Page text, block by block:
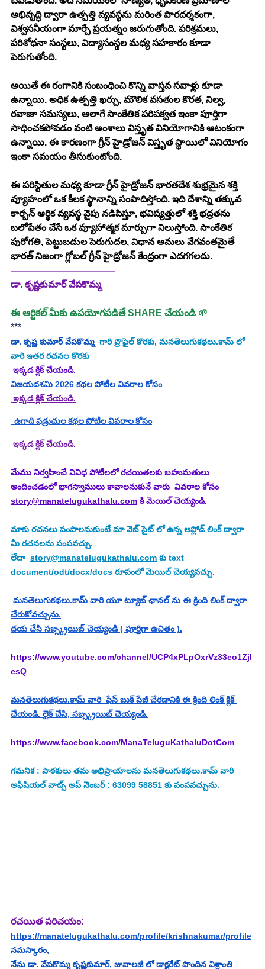
అభివృద్ధి ద్వారా ఉత్పత్తి వ్యవస్థను మరింత పారదర్శకంగా,
విశ్వసనీయంగా మార్చే ప్రయత్నం జరుగుతోంది. పరిశ్రమలు,
పరిశోధనా సంస్థలు, విద్యాసంస్థల మధ్య సహకారం కూడా
పెరుగుతోంది.
అయితే ఈ రంగానికి సంబంధించి కొన్ని వాస్తవ సవాళ్లు కూడా
ఉన్నాయి. అధిక ఉత్పత్తి ఖర్చు, మౌలిక వసతుల కొరత, నిల్వ,
రవాణా సమస్యలు, అలాగే సాంకేతిక పరిపక్వత ఇంకా పూర్తిగా
సాధించకపోవడం వంటి అంశాలు విస్తృత వినియోగానికి ఆటంకంగా
ఉన్నాయి. ఈ కారణంగా గ్రీన్ హైడ్రోజన్ విస్తృత స్థాయిలో వినియోగం
ఇంకా సమయం తీసుకుంటోంది.
ఈ పరిస్థితుల మధ్య కూడా గ్రీన్ హైడ్రోజన్ భారతదేశ శుభ్రమైన శక్తి
వ్యూహంలో ఒక కీలక స్థానాన్ని సంపాదిస్తోంది. ఇది దేశాన్ని తక్కువ
కార్బన్ ఆర్థిక వ్యవస్థ వైపు నడిపిస్తూ, భవిష్యత్తులో శక్తి భద్రతను
బలోపేతం చేసే ఒక వ్యూహాత్మక మార్పుగా నిలుస్తోంది. సాంకేతిక
పురోగతి, పెట్టుబడుల పెరుగుదల, విధాన అమలు వేగవంతమైతే
భారత్ నిజంగా గ్లోబల్ గ్రీన్ హైడ్రోజన్ కేంద్రంగా ఎదగగలదు.
———————————
డా. కృష్ణకుమార్ వేపకొమ్మ
ఈ ఆర్టికల్ మీకు ఉపయోగపడితే SHARE చేయండి 🌱
***
డా. కృష్ణ కుమార్ వేపకొమ్మ గారి ప్రొఫైల్ కొరకు, మనతెలుగుకథలు.కామ్ లో
వారి ఇతర రచనల కొరకు
ఇక్కడ క్లిక్ చేయండి.
విజయదశమి 2026 కథల పోటీల వివరాల కోసం
ఇక్కడ క్లిక్ చేయండి.
ఉగాది షడ్రుచుల కథల పోటీల వివరాల కోసం
ఇక్కడ క్లిక్ చేయండి.
మేము నిర్వహించే వివిధ పోటీలలో రచయితలకు బహుమతులు
అందించడంలో భాగస్వాములు కావాలనుకునే వారు  వివరాల కోసం
story@manatelugukathalu.com కి మెయిల్ చెయ్యండి.
మాకు రచనలు పంపాలనుకుంటే మా వెబ్ సైట్ లో ఉన్న అప్లోడ్ లింక్ ద్వారా
మీ రచనలను పంపవచ్చు.
లేదా story@manatelugukathalu.com కు text
document/odt/docx/docs రూపంలో మెయిల్ చెయ్యవచ్చు.
మనతెలుగుకథలు.కామ్ వారి యూ ట్యూబ్ ఛానల్ ను ఈ క్రింది లింక్ ద్వారా
చేరుకోవచ్చును.
దయ చేసి సబ్స్క్రయిబ్ చెయ్యండి ( పూర్తిగా ఉచితం ).
https://www.youtube.com/channel/UCP4xPLpOxrVz33eo1Zjl
esQ
మనతెలుగుకథలు.కామ్ వారి  ఫేస్ బుక్ పేజీ చేరడానికి ఈ క్రింది లింక్ క్లిక్
చేయండి. లైక్ చేసి, సబ్స్క్రయిబ్ చెయ్యండి.
https://www.facebook.com/ManaTeluguKathaluDotCom
గమనిక : పాఠకులు తమ అభిప్రాయాలను మనతెలుగుకథలు.కామ్ వారి
అఫీషియల్ వాట్స్ అప్ నెంబర్ : 63099 58851 కు పంపవచ్చును.
రచయిత పరిచయం:
https://manatelugukathalu.com/profile/krishnakumar/profile
నమస్కారం,
నేను డా. వేపకొమ్మ కృష్ణకుమార్, జువాలజీ లో డాక్టరేట్ పొందిన విశ్రాంతి